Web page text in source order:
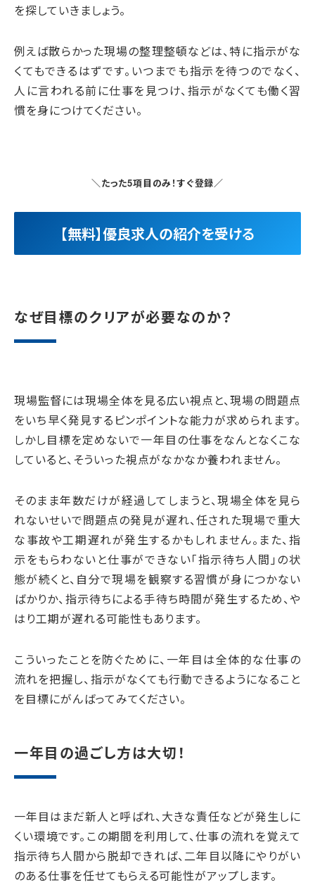
を探していきましょう。
例えば散らかった現場の整理整頓などは、特に指示がな
くてもできるはずです。いつまでも指示を待つのでなく、
人に言われる前に仕事を見つけ、指示がなくても働く習
慣を身につけてください。
＼たった5項目のみ！すぐ登録／
【無料】優良求人の紹介を受ける
なぜ目標のクリアが必要なのか？
現場監督には現場全体を見る広い視点と、現場の問題点
をいち早く発見するピンポイントな能力が求められます。
しかし目標を定めないで一年目の仕事をなんとなくこな
していると、そういった視点がなかなか養われません。
そのまま年数だけが経過してしまうと、現場全体を見ら
れないせいで問題点の発見が遅れ、任された現場で重大
な事故や工期遅れが発生するかもしれません。また、指
示をもらわないと仕事ができない「指示待ち人間」の状
態が続くと、自分で現場を観察する習慣が身につかない
ばかりか、指示待ちによる手待ち時間が発生するため、や
はり工期が遅れる可能性もあります。
こういったことを防ぐために、一年目は全体的な仕事の
流れを把握し、指示がなくても行動できるようになること
を目標にがんばってみてください。
一年目の過ごし方は大切！
一年目はまだ新人と呼ばれ、大きな責任などが発生しに
くい環境です。この期間を利用して、仕事の流れを覚えて
指示待ち人間から脱却できれば、二年目以降にやりがい
のある仕事を任せてもらえる可能性がアップします。